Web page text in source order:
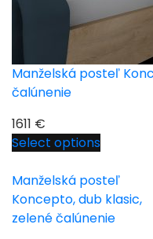
Manželská posteľ
čalúnenie
1611 €
Select options
Manželská posteľ
Koncepto, dub klasic,
zelené čalúnenie